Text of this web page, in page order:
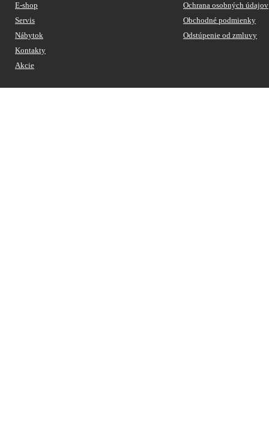
E-shop
Servis
Nábytok
Kontakty
Akcie
Ochrana osobných údajov
Obchodné podmienky
Odstúpenie od zmluvy